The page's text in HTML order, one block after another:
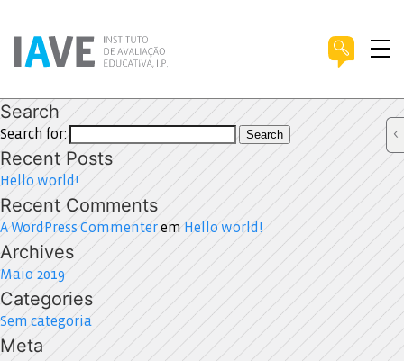
Search
Search for: Search
Recent Posts
Hello world!
Recent Comments
A WordPress Commenterem Hello world!
Archives
Maio 2019
Categories
Sem categoria
Meta